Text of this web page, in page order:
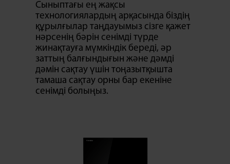
Сыныптағы ең жақсы
технологиялардың арқасында біздің
құрылғылар таңдауымыз сізге қажет
нәрсенің бәрін сенімді түрде
жинақтауға мүмкіндік береді, әр
заттың балғындығын және дәмді
дәмін сақтау үшін тоңазытқышта
тамаша сақтау орны бар екеніне
сенімді болыңыз.